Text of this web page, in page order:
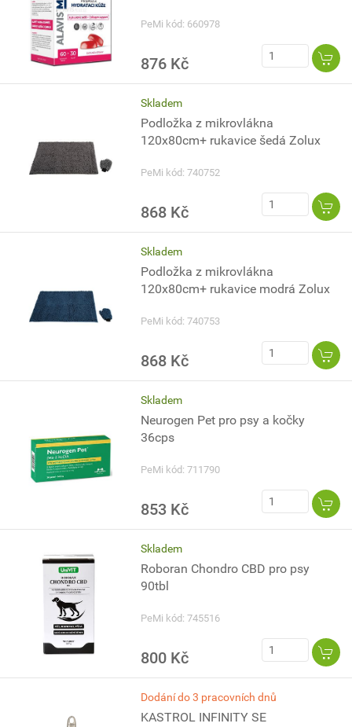
PeMi kód: 660978
876 Kč
Skladem
Podložka z mikrovlákna
120x80cm+ rukavice šedá Zolux
PeMi kód: 740752
868 Kč
Skladem
Podložka z mikrovlákna
120x80cm+ rukavice modrá Zolux
PeMi kód: 740753
868 Kč
Skladem
Neurogen Pet pro psy a kočky
36cps
PeMi kód: 711790
853 Kč
Skladem
Roboran Chondro CBD pro psy
90tbl
PeMi kód: 745516
800 Kč
Dodání do 3 pracovních dnů
KASTROL INFINITY SE